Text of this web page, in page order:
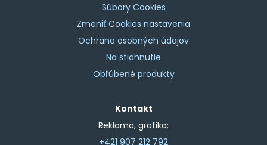
Súbory Cookies
Zmeniť Cookies nastavenia
Ochrana osobných údajov
Na stiahnutie
Obľúbené produkty
Kontakt
Reklama, grafika:
+421 907 212 792